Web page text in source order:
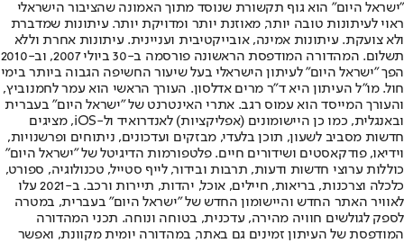
"ישראל היום" הוא גוף תקשורת שנוסד מתוך האמונה שהציבור הישראלי
ראוי לעיתונות טובה יותר, מאוזנת יותר ומדויקת יותר. עיתונות שמדברת
ולא צועקת. עיתונות אמינה, אובייקטיבית ועניינית. עיתונות אחרת וללא
תשלום. המהדורה המודפסת הראשונה פורסמה ב-30 ביולי 2007, וב-2010
הפך "ישראל היום" לעיתון הישראלי בעל שיעור החשיפה הגבוה ביותר בימי
חול. מו"ל העיתון היא ד"ר מרים אדלסון. העורך הראשי הוא עמר לחמנוביץ,
והעורך המייסד הוא עמוס רגב. אתרי האינטרנט של "ישראל היום" בעברית
ובאנגלית, כמו כן היישומונים (אפליקציות) לאנדרואיד ול-iOS, מציגים
חדשות מסביב לשעון, תוכן בלעדי, מבזקים ועדכונים, ניתוחים ופרשנויות,
וידיאו, פודקאסטים ושידורים חיים. פלטפורמות הדיגיטל של "ישראל היום"
כוללות ערוצי חדשות ודעות, תרבות ובידור, לייף סטייל, טכנולוגיה, ספורט,
כלכלה וצרכנות, בריאות, חיילים, אוכל, יהדות, תיירות ורכב. ב-2021 עלו
לאוויר האתר החדש והיישומון החדש של "ישראל היום" בעברית, במטרה
לספק לגולשים חוויה מהירה, עדכנית, בטוחה ונוחה. תכני המהדורה
המודפסת של העיתון זמינים גם באתר, במהדורה יומית מקוונת, ואפשר